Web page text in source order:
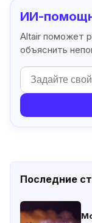
ИИ-
Altair поможет
объяснить
Последние